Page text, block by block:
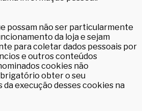
possam não ser particularmente
da loja e sejam
para coletar dados pessoais por
e outros conteúdos
cookies não
obter o seu
execução desses cookies na